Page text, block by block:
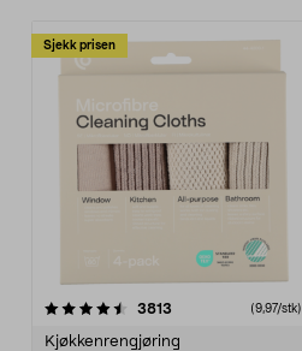
Sjekk prisen
3813 anmeldelser(9,97/stk)
Kjøkkenrengjøring
4.5av 5 stjerner